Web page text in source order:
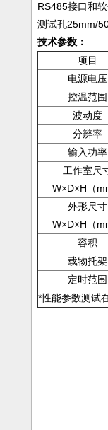
RS485接口
测试孔
技术参数：
项目
电源电压
控温范围
波动度
分辨率
输入功率
工作室尺
W×D×H（
外形尺寸
W×D×H（
容积
载物托架
定时范围
*性能参数测试